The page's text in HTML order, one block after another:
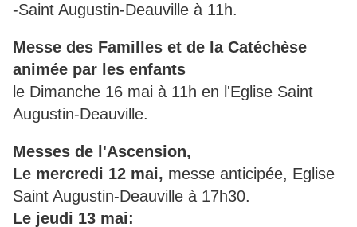
-Saint Augustin-Deauville à 11h.
Messe des Familles et de la Catéchèse
animée par les enfants
le Dimanche 16 mai à 11h en l'Eglise Saint
Augustin-Deauville.
Messes de l'Ascension,
Le mercredi 12 mai, messe anticipée, Eglise
Saint Augustin-Deauville à 17h30.
Le jeudi 13 mai: